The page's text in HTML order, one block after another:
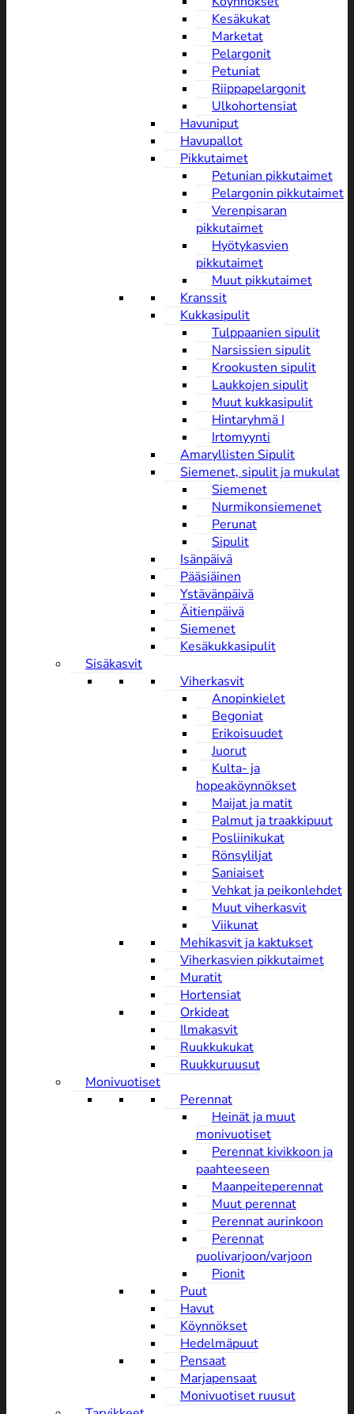
Kesäkukat
Marketat
Pelargonit
Petuniat
Riippapelargonit
Ulkohortensiat
Havuniput
Havupallot
Pikkutaimet
Petunian pikkutaimet
Pelargonin pikkutaimet
Verenpisaran
pikkutaimet
Hyötykasvien
pikkutaimet
Muut pikkutaimet
Kranssit
Kukkasipulit
Tulppaanien sipulit
Narsissien sipulit
Krookusten sipulit
Laukkojen sipulit
Muut kukkasipulit
Hintaryhmä I
Irtomyynti
Amaryllisten Sipulit
Siemenet, sipulit ja mukulat
Siemenet
Nurmikonsiemenet
Perunat
Sipulit
Isänpäivä
Pääsiäinen
Ystävänpäivä
Äitienpäivä
Siemenet
Kesäkukkasipulit
Sisäkasvit
Viherkasvit
Anopinkielet
Begoniat
Erikoisuudet
Juorut
Kulta- ja
hopeaköynnökset
Maijat ja matit
Palmut ja traakkipuut
Posliinikukat
Rönsyliljat
Saniaiset
Vehkat ja peikonlehdet
Muut viherkasvit
Viikunat
Mehikasvit ja kaktukset
Viherkasvien pikkutaimet
Muratit
Hortensiat
Orkideat
Ilmakasvit
Ruukkukukat
Ruukkuruusut
Monivuotiset
Perennat
Heinät ja muut
monivuotiset
Perennat kivikkoon ja
paahteeseen
Maanpeiteperennat
Muut perennat
Perennat aurinkoon
Perennat
puolivarjoon/varjoon
Pionit
Puut
Havut
Köynnökset
Hedelmäpuut
Pensaat
Marjapensaat
Monivuotiset ruusut